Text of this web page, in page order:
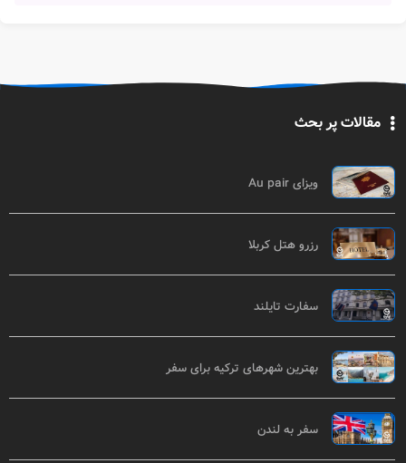
مقالات پر بحث
ویزای Au pair
رزرو هتل کربلا
سفارت تایلند
بهترین شهرهای ترکیه برای سفر
سفر به لندن